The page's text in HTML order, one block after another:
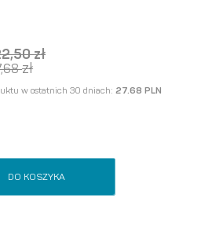
zł
zł
w ostatnich 30 dniach:27.68 PLN
DO KOSZYKA